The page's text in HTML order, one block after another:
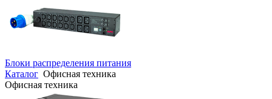
Блоки распределения питания
Каталог Офисная техника
Офисная техника